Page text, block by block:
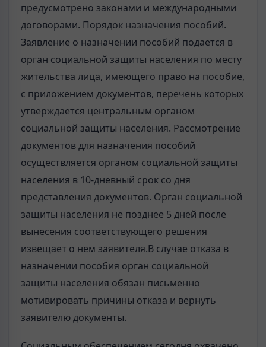
предусмотрено законами и международными
договорами. Порядок назначения пособий.
Заявление о назначении пособий подается в
орган социальной защиты населения по месту
жительства лица, имеющего право на пособие,
с приложением документов, перечень которых
утверждается центральным органом
социальной защиты населения. Рассмотрение
документов для назначения пособий
осуществляется органом социальной защиты
населения в 10-дневный срок со дня
представления документов. Орган социальной
защиты населения не позднее 5 дней после
вынесения соответствующего решения
извещает о нем заявителя.В случае отказа в
назначении пособия орган социальной
защиты населения обязан письменно
мотивировать причины отказа и вернуть
заявителю документы.